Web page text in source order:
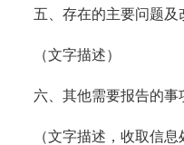
五、存在的主要问题及
（文字描述）
六、其他需要报告的事
（文字描述，收取信